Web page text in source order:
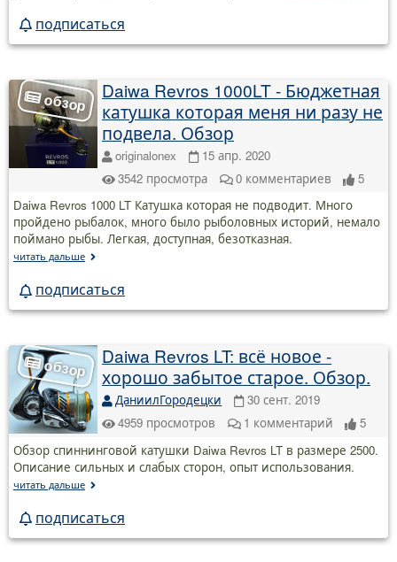
подписаться
Daiwa Revros 1000LT - Бюджетная
катушка которая меня ни разу не
подвела. Обзор
originalonex
15 апр. 2020
3542 просмотра 0 комментариев
5
Daiwa Revros 1000 LT Катушка которая не подводит. Много
пройдено рыбалок, много было рыболовных историй, немало
поймано рыбы. Легкая, доступная, безотказная.
читать дальше
подписаться
Daiwa Revros LT: всё новое -
хорошо забытое старое. Обзор.
ДаниилГородецки
30 сент. 2019
4959 просмотров 1 комментарий
5
Обзор спиннинговой катушки Daiwa Revros LT в размере 2500.
Описание сильных и слабых сторон, опыт использования.
читать дальше
подписаться